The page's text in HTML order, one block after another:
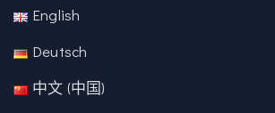
English
Deutsch
中文 (中国)